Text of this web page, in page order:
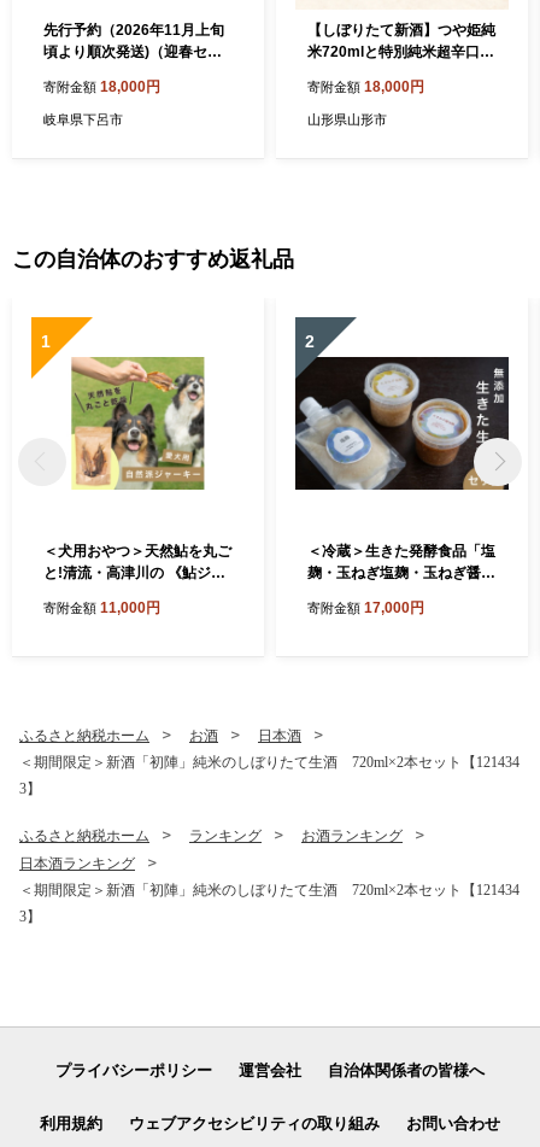
先行予約（2026年11月上旬
頃より順次発送)（迎春セッ
酒天領 720ml・純米しぼり
たて 生酒発泡にごり酒 720
寄附金額 18,000円
岐阜県下呂市
【しぼりたて新酒】つや姫純
米720mlと特別純米超辛口72
寄附金額 18,000円
山形県山形市
この自治体のおすすめ返礼品
1
＜犬用おやつ＞天然鮎を丸ご
と!清流・高津川の 《鮎ジャ
使用)【1762174】
寄附金額 11,000円
2
＜冷蔵＞生きた発酵食品「塩
麹・玉ねぎ塩麹・玉ねぎ醤油
寄附金額 17,000円
ふるさと納税ホーム お酒
日本酒
＜期間限定＞新酒「初陣」純米のしぼりたて生酒 720ml×2本セット【121434
3】
ふるさと納税ホーム ランキング
お酒ランキング
日本酒ランキング
＜期間限定＞新酒「初陣」純米のしぼりたて生酒 720ml×2本セット【121434
3】
プライバシーポリシー 運営会社 自治体関係者の皆様へ
利用規約 ウェブアクセシビリティの取り組み お問い合わせ